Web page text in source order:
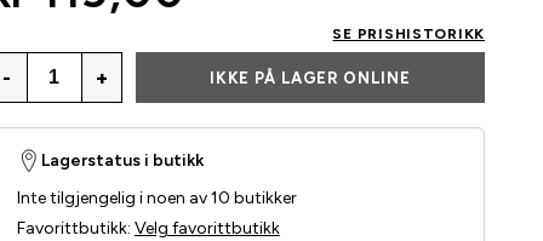
SE PRISHISTORIKK
- + IKKE PÅ LAGER ONLINE
Lagerstatus i butikk
Inte tilgjengelig i noen av 10 butikker
Favorittbutikk: Velg favorittbutikk